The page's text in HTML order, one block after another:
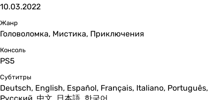
10.03.2022
Жанр
Головоломка, Мистика, Приключения
Консоль
PS5
Субтитры
Deutsch, English, Español, Français, Italiano, Português,